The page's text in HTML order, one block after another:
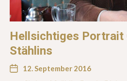
Hellsichtiges
Stählins
12. September 2016